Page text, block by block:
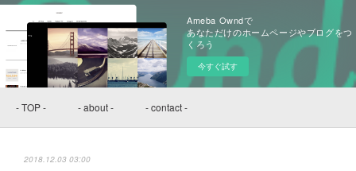
Ameba Owndで
あなただけのホームページやブログをつ
くろう
今すぐ試す
- TOP - - about - - contact -
2018.12.03 03:00